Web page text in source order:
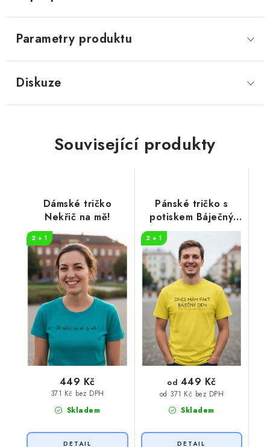
Parametry produktu
Diskuze
Související produkty
Dámské tričko
Nekřič na mě!
2 + 1
Skladem
371 Kč bez DPH
449 Kč
Pánské tričko s
potiskem Báječný
den
2 + 1
Skladem
od 371 Kč bez DPH
od 449 Kč